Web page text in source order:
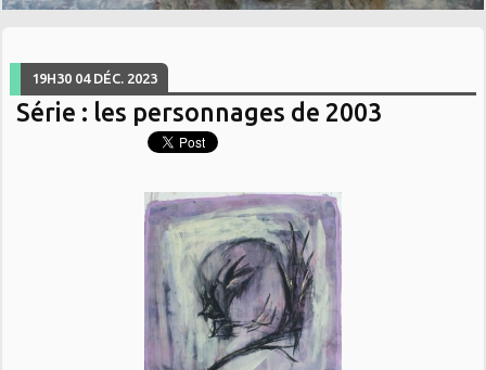
19H30 04 DÉC. 2023
Série : les personnages de 2003